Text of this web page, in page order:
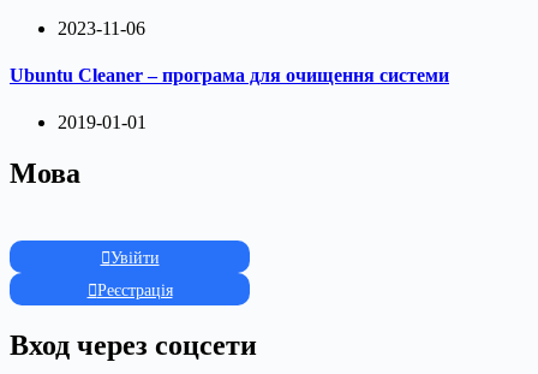
2023-11-06
Ubuntu Cleaner – програма для очищення системи
2019-01-01
Мова
Увійти
Реєстрація
Вход через соцсети